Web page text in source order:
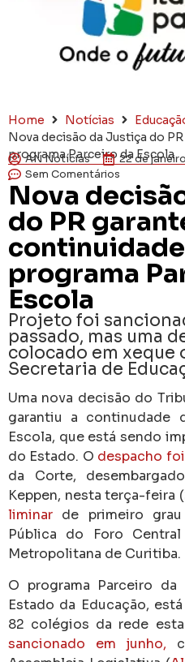
Home Notícias
Nova decisão da Justiça do
programa Parceiro da Escola
AN Notícias 22 de
Sem Comentários
Nova
do PR
programa
Escola
Projeto foi
passado, mas uma
colocado em xeque
Secretaria de
Uma nova decisão do
garantiu a continudade
Escola, que está sendo
do Estado. O despacho
da Corte,
Keppen, nesta terça-feira
liminar de primeiro
Pública do Foro
Metropolitana de Curitiba.
O programa Parceiro
Estado da Educação,
82 colégios da rede
sancionado em junho,